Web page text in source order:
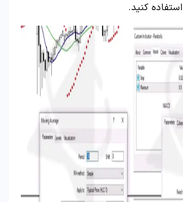
کنید.